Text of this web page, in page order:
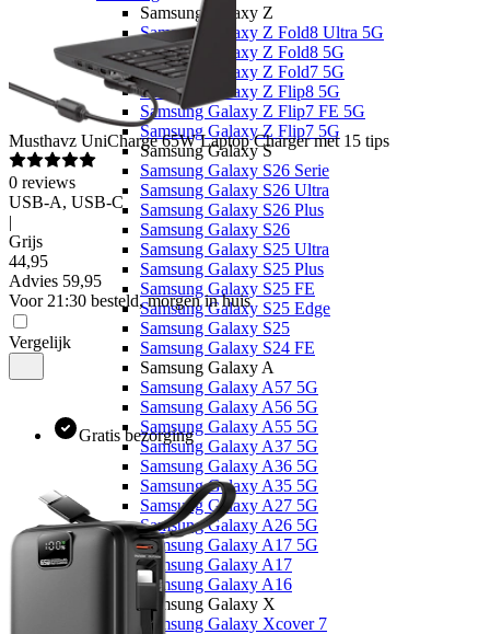
Samsung Galaxy Z
Samsung Galaxy Z Fold8 Ultra 5G
Samsung Galaxy Z Fold8 5G
Samsung Galaxy Z Fold7 5G
Samsung Galaxy Z Flip8 5G
Samsung Galaxy Z Flip7 FE 5G
Samsung Galaxy Z Flip7 5G
Samsung Galaxy S
Samsung Galaxy S26 Serie
Samsung Galaxy S26 Ultra
Samsung Galaxy S26 Plus
Samsung Galaxy S26
Samsung Galaxy S25 Ultra
Samsung Galaxy S25 Plus
Samsung Galaxy S25 FE
Samsung Galaxy S25 Edge
Samsung Galaxy S25
Samsung Galaxy S24 FE
Samsung Galaxy A
Samsung Galaxy A57 5G
Samsung Galaxy A56 5G
Samsung Galaxy A55 5G
Samsung Galaxy A37 5G
Samsung Galaxy A36 5G
Samsung Galaxy A35 5G
Samsung Galaxy A27 5G
Samsung Galaxy A26 5G
Samsung Galaxy A17 5G
Samsung Galaxy A17
Samsung Galaxy A16
Samsung Galaxy X
Samsung Galaxy Xcover 7
Musthavz UniCharge 65W Laptop Charger met 15 tips
0 reviews
USB-A, USB-C
|
Grijs
44,95
Advies 59,95
Voor 21:30 besteld, morgen in huis
Vergelijk
Gratis bezorging